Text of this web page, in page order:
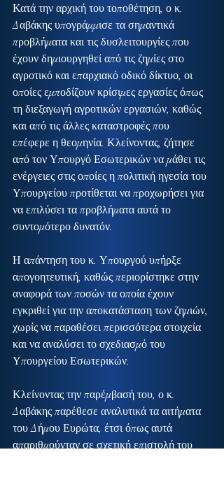
Κατά την αρχική του τοποθέτηση, ο κ.
Δαβάκης υπογράμμισε τα σημαντικά
προβλήματα και τις δυσλειτουργίες που
έχουν δημιουργηθεί από τις ζημίες στο
αγροτικό και επαρχιακό οδικό δίκτυο, οι
οποίες εμποδίζουν κρίσιμες εργασίες όπως
τη διεξαγωγή αγροτικών εργασιών, καθώς
και από τις άλλες καταστροφές που
επέφερε η θεομηνία. Κλείνοντας, ζήτησε
από τον Υπουργό Εσωτερικών να μάθει τις
ενέργειες στις οποίες η πολιτική ηγεσία του
Υπουργείου προτίθεται να προχωρήσει για
να επιλύσει τα προβλήματα αυτά το
συντομότερο δυνατόν.
Η απάντηση του κ. Υπουργού υπήρξε
απογοητευτική, καθώς περιορίστηκε στην
αναφορά των ποσών τα οποία έχουν
εγκριθεί για την αποκατάσταση των ζημιών,
χωρίς να παραθέσει περισσότερα στοιχεία
και να αναλύσει το σχεδιασμό του
Υπουργείου Εσωτερικών.
Κλείνοντας την παρέμβασή του, ο κ.
Δαβάκης παρέθεσε αναλυτικά τα αιτήματα
του Δήμου Ευρώτα, έτσι όπως αυτά
απαριθμούνταν σε σχετική επιστολή του